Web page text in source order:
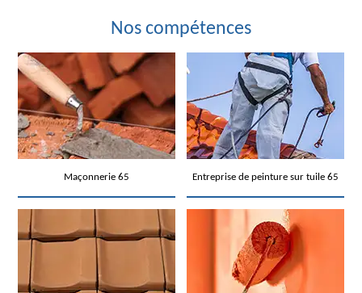
Nos compétences
Maçonnerie 65 Entreprise de peinture sur tuile 65